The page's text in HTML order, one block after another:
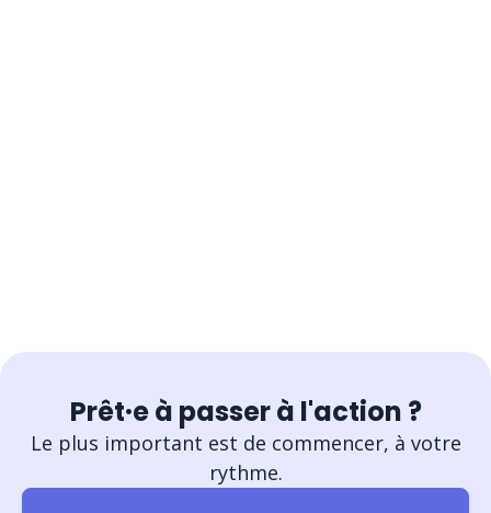
Prêt·e à passer à l'action ?
Le plus important est de commencer, à votre
rythme.